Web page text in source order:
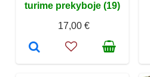
turime prekyboje (19)
17,00 €